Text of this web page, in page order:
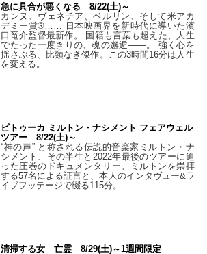
急に具合が悪くなる 8/22(土)～
カンヌ、ヴェネチア、ベルリン、そして米アカ
デミー賞®…… 日本映画界を新時代に導いた濱
口竜介監督最新作。 国籍も言葉も超えた、人生
でたった一度きりの、魂の邂逅――。 強く心を
揺さぶる、比類なき傑作。この3時間16分は人生
を変える。
ビトゥーカ ミルトン・ナシメント フェアウェル
ツアー 8/22(土)～
“神の声” と称される伝説的音楽家ミルトン・ナ
シメント、その半生と2022年最後のツアーに迫
った圧巻のドキュメンタリー。ミルトンを崇拝
する57名による証言と、本人のインタヴュー&ラ
イブフッテージで綴る115分。
清掃する女 亡霊 8/29(土)～1週間限定